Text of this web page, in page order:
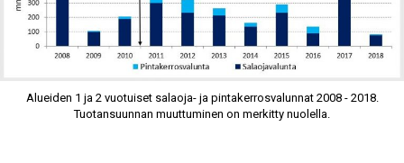
Alueiden 1 ja 2 vuotuiset salaoja- ja pintakerrosvalunnat 2008 - 2018.
Tuotansuunnan muuttuminen on merkitty nuolella.